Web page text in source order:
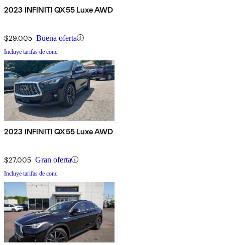
2023 INFINITI QX55 Luxe AWD
$29,005 Buena oferta
Incluye tarifas de conc.
2023 INFINITI QX55 Luxe AWD
$27,005 Gran oferta
Incluye tarifas de conc.